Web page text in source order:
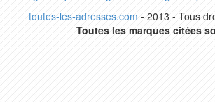
toutes-les-adresses.com - 2013 - Tous
Toutes les marques citées